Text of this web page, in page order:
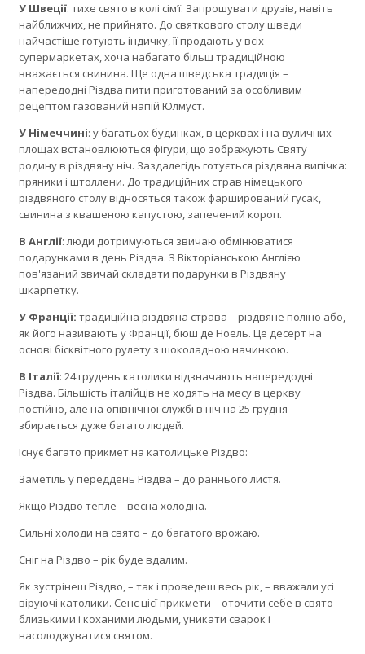
У Швеції: тихе свято в колі сім’ї. Запрошувати друзів, навіть
найближчих, не прийнято. До святкового столу шведи
найчастіше готують індичку, її продають у всіх
супермаркетах, хоча набагато більш традиційною
вважається свинина. Ще одна шведська традиція –
напередодні Різдва пити приготований за особливим
рецептом газований напій Юлмуст.
У Німеччині: у багатьох будинках, в церквах і на вуличних
площах встановлюються фігури, що зображують Святу
родину в різдвяну ніч. Заздалегідь готується різдвяна випічка:
пряники і штоллени. До традиційних страв німецького
різдвяного столу відносяться також фарширований гусак,
свинина з квашеною капустою, запечений короп.
В Англії: люди дотримуються звичаю обмінюватися
подарунками в день Різдва. З Вікторіанською Англією
пов'язаний звичай складати подарунки в Різдвяну
шкарпетку.
У Франції: традиційна різдвяна страва – різдвяне поліно або,
як його називають у Франції, бюш де Ноель. Це десерт на
основі бісквітного рулету з шоколадною начинкою.
В Італії: 24 грудень католики відзначають напередодні
Різдва. Більшість італійців не ходять на месу в церкву
постійно, але на опівнічної службі в ніч на 25 грудня
збирається дуже багато людей.
Існує багато прикмет на католицьке Різдво:
Заметіль у переддень Різдва – до раннього листя.
Якщо Різдво тепле – весна холодна.
Сильні холоди на свято – до багатого врожаю.
Сніг на Різдво – рік буде вдалим.
Як зустрінеш Різдво, – так і проведеш весь рік, – вважали усі
віруючі католики. Сенс цієї прикмети – оточити себе в свято
близькими і коханими людьми, уникати сварок і
насолоджуватися святом.